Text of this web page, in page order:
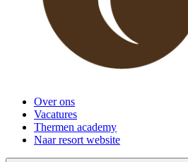
Over ons
Vacatures
Thermen academy
Naar resort website